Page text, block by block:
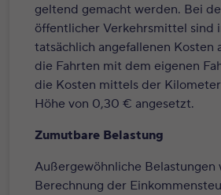
geltend gemacht werden. Bei
öffentlicher Verkehrsmittel sind
tatsächlich angefallenen Kosten
die Fahrten mit dem eigenen
die Kosten mittels der
Höhe von 0,30 € angesetzt.
Zumutbare Belastung
Außergewöhnliche
Berechnung der